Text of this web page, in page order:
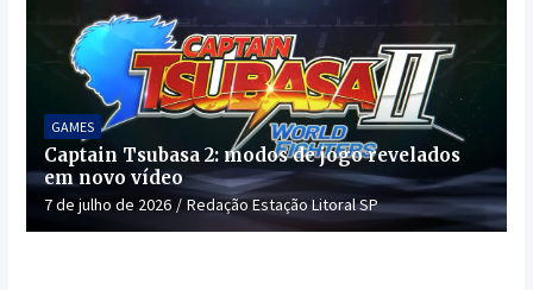
GAMES
Captain Tsubasa 2: modos de jogo revelados
em novo vídeo
7 de julho de 2026 Redação Estação Litoral SP